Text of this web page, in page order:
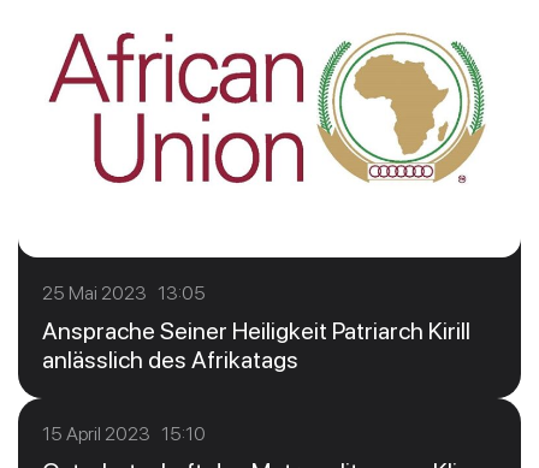
25 Mai 2023 13:05
Ansprache Seiner Heiligkeit Patriarch Kirill
anlässlich des Afrikatags
15 April 2023 15:10